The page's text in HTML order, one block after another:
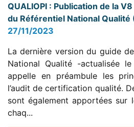
QUALIOPI : Publication de la
du Référentiel National Qualité
27/11/2023
La dernière version du guide
National Qualité -actualisée
appelle en préambule les
l’audit de certification qualité.
sont également apportées sur
chaq...